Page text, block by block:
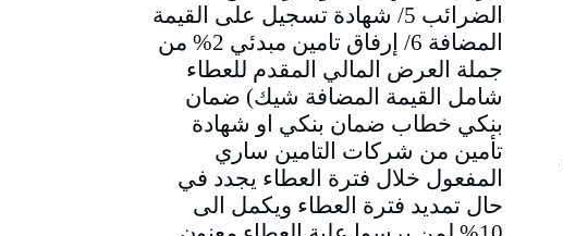
الضرائب 5/ شهادة تسجيل على القيمة
المضافة 6/ إرفاق تامين مبدئي 2% من
جملة العرض المالي المقدم للعطاء
شامل القيمة المضافة شيك) ضمان
بنكي خطاب ضمان بنكي او شهادة
تأمين من شركات التامين ساري
المفعول خلال فترة العطاء يجدد في
حال تمديد فترة العطاء ويكمل الى